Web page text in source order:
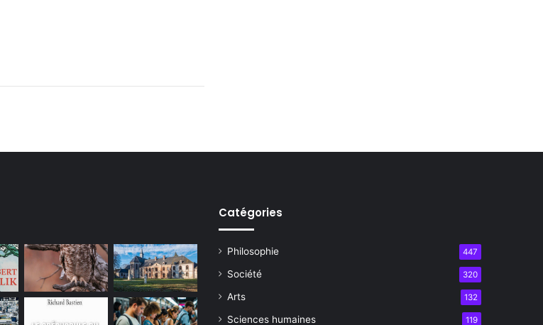
Catégories
Philosophie 447
Société 320
Arts 132
Sciences humaines 119